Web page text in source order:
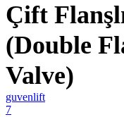
Çift
(Double
Valve)
guvenlift
7